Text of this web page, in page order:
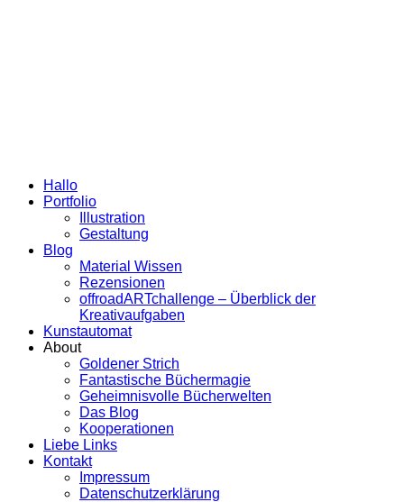
Hallo
Portfolio
Illustration
Gestaltung
Blog
Material Wissen
Rezensionen
offroadARTchallenge – Überblick der
Kreativaufgaben
Kunstautomat
About
Goldener Strich
Fantastische Büchermagie
Geheimnisvolle Bücherwelten
Das Blog
Kooperationen
Liebe Links
Kontakt
Impressum
Datenschutzerklärung